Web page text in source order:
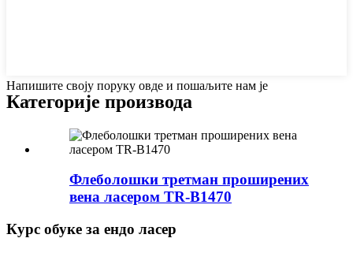
Напишите своју поруку овде и пошаљите нам је
Категорије производа
Флеболошки третман проширених
вена ласером TR-B1470
Курс обуке за ендо ласер